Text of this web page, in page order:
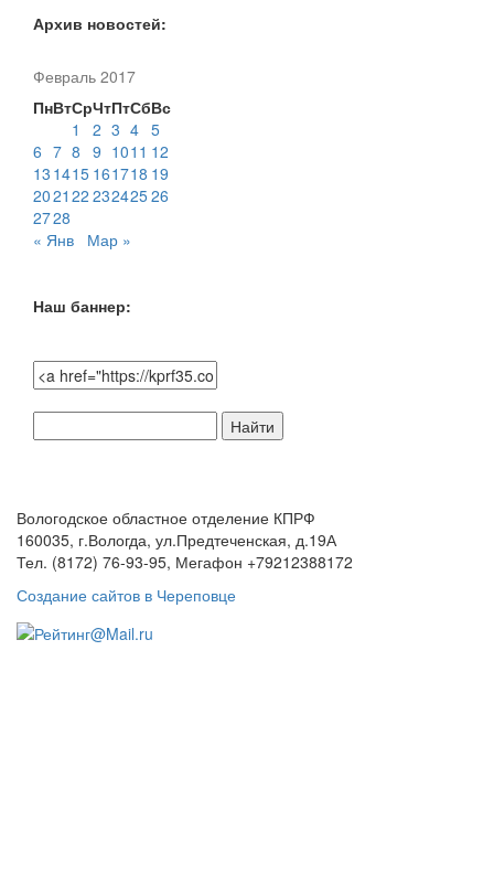
Архив новостей:
Февраль 2017
ПнВтСрЧтПтСбВс
1
2 3 4 5
6 7 8 9 1011 12
13 1415 161718 19
2021 22 23242526
2728
« Янв
Мар »
Наш баннер:
по
Вологодское областное отделение КПРФ
160035, г.Вологда, ул.Предтеченская, д.19А
Тел. (8172) 76-93-95, Мегафон +79212388172
Создание сайтов в Череповце